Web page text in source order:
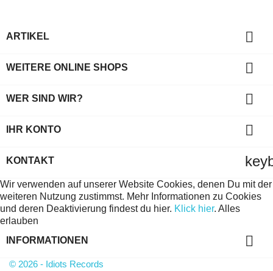
ARTIKEL 
WEITERE ONLINE SHOPS 
WER SIND WIR? 
IHR KONTO 
KONTAKT
Wir verwenden auf unserer Website Cookies, denen Du mit der
weiteren Nutzung zustimmst. Mehr Informationen zu Cookies
und deren Deaktivierung findest du hier. Klick hier. Alles
erlauben
INFORMATIONEN

© 2026 - Idiots Records